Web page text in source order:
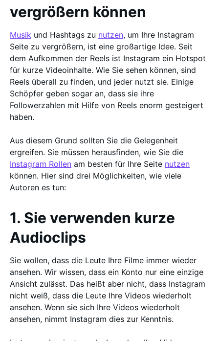
vergrößern können
Musik und Hashtags zu nutzen, um Ihre Instagram
Seite zu vergrößern, ist eine großartige Idee. Seit
dem Aufkommen der Reels ist Instagram ein Hotspot
für kurze Videoinhalte. Wie Sie sehen können, sind
Reels überall zu finden, und jeder nutzt sie. Einige
Schöpfer geben sogar an, dass sie ihre
Followerzahlen mit Hilfe von Reels enorm gesteigert
haben.
Aus diesem Grund sollten Sie die Gelegenheit
ergreifen. Sie müssen herausfinden, wie Sie die
Instagram Rollen am besten für Ihre Seite nutzen
können. Hier sind drei Möglichkeiten, wie viele
Autoren es tun:
1. Sie verwenden kurze
Audioclips
Sie wollen, dass die Leute Ihre Filme immer wieder
ansehen. Wir wissen, dass ein Konto nur eine einzige
Ansicht zulässt. Das heißt aber nicht, dass Instagram
nicht weiß, dass die Leute Ihre Videos wiederholt
ansehen. Wenn sie sich Ihre Videos wiederholt
ansehen, nimmt Instagram dies zur Kenntnis.